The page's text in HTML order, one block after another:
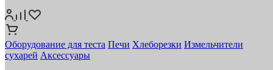
Оборудование для теста Печи Хлеборезки Измельчители
сухарей Аксессуары